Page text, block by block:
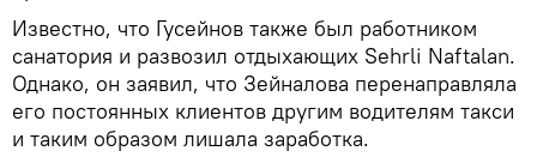
Известно, что Гусейнов также был работником
санатория и развозил отдыхающих Sehrli Naftalan.
Однако, он заявил, что Зейналова перенаправляла
его постоянных клиентов другим водителям такси
и таким образом лишала заработка.